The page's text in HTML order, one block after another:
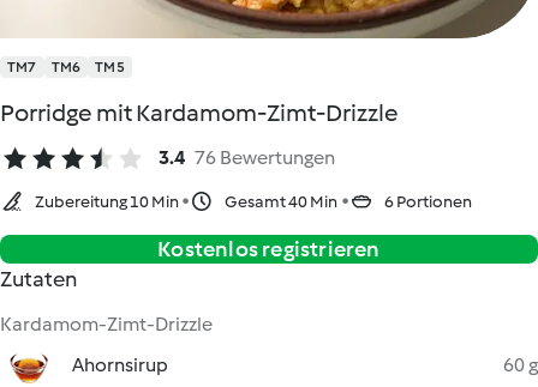
TM7 TM6 TM5
Porridge mit Kardamom-Zimt-Drizzle
3.4 76 Bewertungen
Zubereitung 10 Min Gesamt 40 Min 6 Portionen
Kostenlos registrieren
Zutaten
Kardamom-Zimt-Drizzle
Ahornsirup
60 g